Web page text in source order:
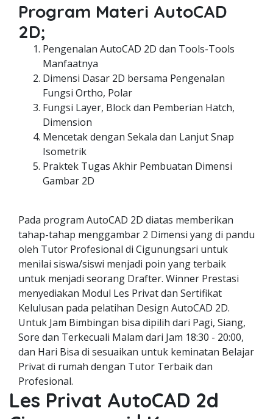
Program Materi AutoCAD
2D;
Pengenalan AutoCAD 2D dan Tools-Tools
Manfaatnya
Dimensi Dasar 2D bersama Pengenalan
Fungsi Ortho, Polar
Fungsi Layer, Block dan Pemberian Hatch,
Dimension
Mencetak dengan Sekala dan Lanjut Snap
Isometrik
Praktek Tugas Akhir Pembuatan Dimensi
Gambar 2D
Pada program AutoCAD 2D diatas memberikan
tahap-tahap menggambar 2 Dimensi yang di pandu
oleh Tutor Profesional di Cigunungsari untuk
menilai siswa/siswi menjadi poin yang terbaik
untuk menjadi seorang Drafter. Winner Prestasi
menyediakan Modul Les Privat dan Sertifikat
Kelulusan pada pelatihan Design AutoCAD 2D.
Untuk Jam Bimbingan bisa dipilih dari Pagi, Siang,
Sore dan Terkecuali Malam dari Jam 18:30 - 20:00,
dan Hari Bisa di sesuaikan untuk keminatan Belajar
Privat di rumah dengan Tutor Terbaik dan
Profesional.
Les Privat AutoCAD 2d